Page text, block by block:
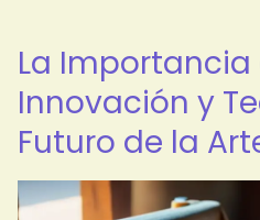
La Importancia
Innovación y
Futuro de la